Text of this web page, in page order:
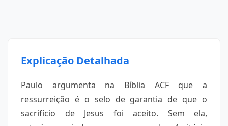
Explicação Detalhada
Paulo argumenta na Bíblia ACF que a
ressurreição é o selo de garantia de que o
sacrifício de Jesus foi aceito. Sem ela,